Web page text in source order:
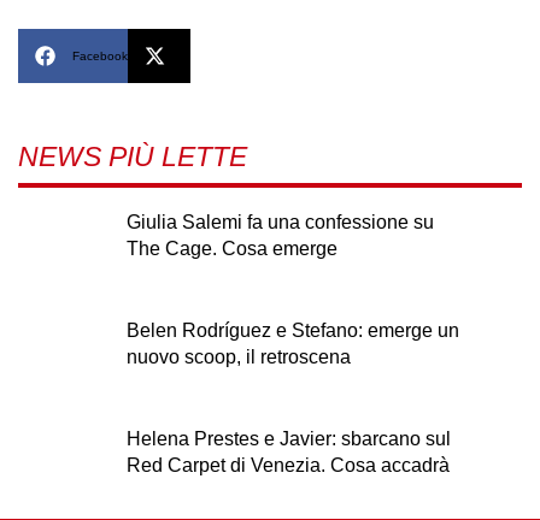
Facebook
NEWS PIÙ LETTE
Giulia Salemi fa una confessione su
The Cage. Cosa emerge
Belen Rodríguez e Stefano: emerge un
nuovo scoop, il retroscena
Helena Prestes e Javier: sbarcano sul
Red Carpet di Venezia. Cosa accadrà